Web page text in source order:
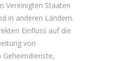
Vereinigten Staaten
in anderen Ländern.
Einfluss auf die
von
Geheimdienste,